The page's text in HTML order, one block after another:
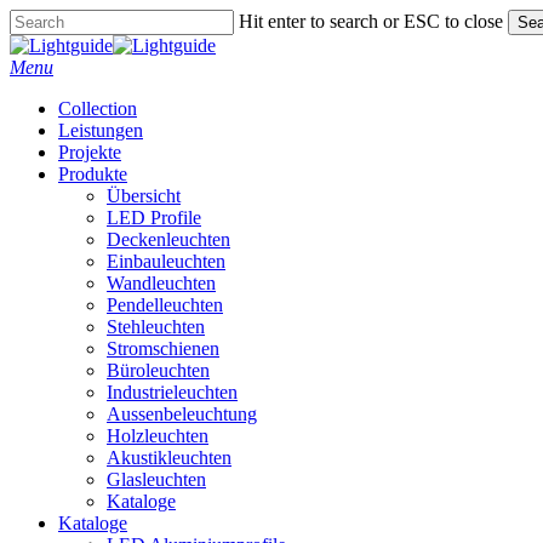
Skip
to
main
Hit enter to search or ESC to close
Close
Search
Menu
Collection
Leistungen
Projekte
Produkte
Übersicht
LED Profile
Deckenleuchten
Einbauleuchten
Wandleuchten
Pendelleuchten
Stehleuchten
Stromschienen
Büroleuchten
Industrieleuchten
Aussenbeleuchtung
Holzleuchten
Akustikleuchten
Glasleuchten
Kataloge
Kataloge